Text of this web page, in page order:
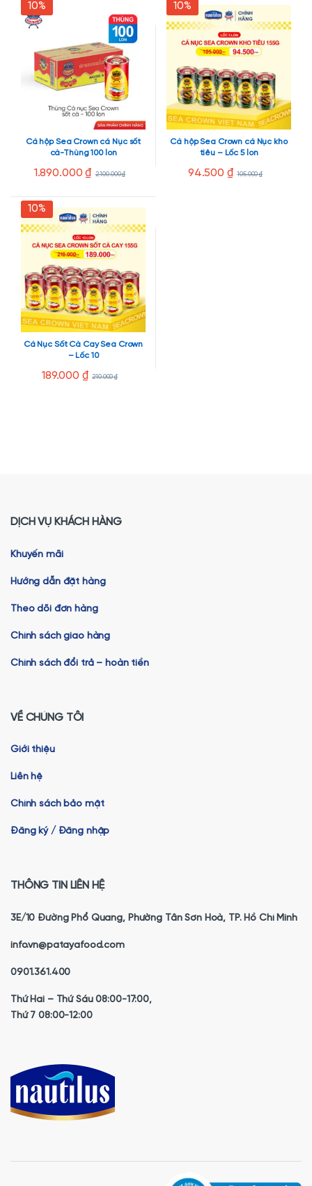
10%
Cá hộp Sea Crown cá Nục sốt
cà-Thùng 100 lon
1.890.000₫ 2.100.000₫
10%
Cá hộp Sea Crown cá Nục kho
tiêu – Lốc 5 lon
94.500 ₫ 105.000₫
10%
Cá Nục Sốt Cà Cay Sea Crown
– Lốc 10
189.000 ₫ 210.000₫
DỊCH VỤ KHÁCH HÀNG
Khuyến mãi
Hướng dẫn đặt hàng
Theo dõi đơn hàng
Chính sách giao hàng
Chính sách đổi trả – hoàn tiền
VỀ CHÚNG TÔI
Giới thiệu
Liên hệ
Chính sách bảo mật
Đăng ký / Đăng nhập
THÔNG TIN LIÊN HỆ
3E/10 Đường Phổ Quang, Phường Tân Sơn Hoà, TP. Hồ Chí Minh
info.vn@patayafood.com
0901.361.400
Thứ Hai – Thứ Sáu 08:00-17:00,
Thứ 7 08:00-12:00